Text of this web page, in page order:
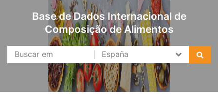
Base de Dados Internacional de
Composição de Alimentos